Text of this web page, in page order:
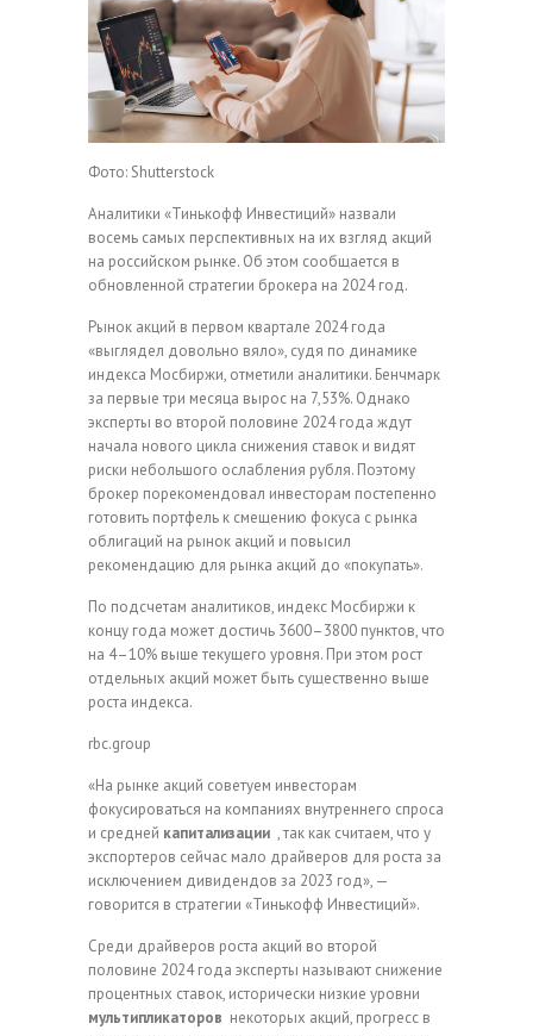
Фото: Shutterstock
Аналитики «Тинькофф Инвестиций» назвали
восемь самых перспективных на их взгляд акций
на российском рынке. Об этом сообщается в
обновленной стратегии брокера на 2024 год.
Рынок акций в первом квартале 2024 года
«выглядел довольно вяло», судя по динамике
индекса Мосбиржи, отметили аналитики. Бенчмарк
за первые три месяца вырос на 7,53%. Однако
эксперты во второй половине 2024 года ждут
начала нового цикла снижения ставок и видят
риски небольшого ослабления рубля. Поэтому
брокер порекомендовал инвесторам постепенно
готовить портфель к смещению фокуса с рынка
облигаций на рынок акций и повысил
рекомендацию для рынка акций до «покупать».
По подсчетам аналитиков, индекс Мосбиржи к
концу года может достичь 3600–3800 пунктов, что
на 4–10% выше текущего уровня. При этом рост
отдельных акций может быть существенно выше
роста индекса.
rbc.group
«На рынке акций советуем инвесторам
фокусироваться на компаниях внутреннего спроса
и средней капитализации , так как считаем, что у
экспортеров сейчас мало драйверов для роста за
исключением дивидендов за 2023 год», —
говорится в стратегии «Тинькофф Инвестиций».
Среди драйверов роста акций во второй
половине 2024 года эксперты называют снижение
процентных ставок, исторически низкие уровни
мультипликаторов некоторых акций, прогресс в